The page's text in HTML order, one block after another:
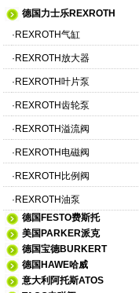
德国力士乐REXROTH
· REXROTH气缸
· REXROTH放大器
· REXROTH叶片泵
· REXROTH齿轮泵
· REXROTH溢流阀
· REXROTH电磁阀
· REXROTH比例阀
· REXROTH油泵
德国FESTO费斯托
美国PARKER派克
德国宝德BURKERT
德国HAWE哈威
意大利阿托斯ATOS